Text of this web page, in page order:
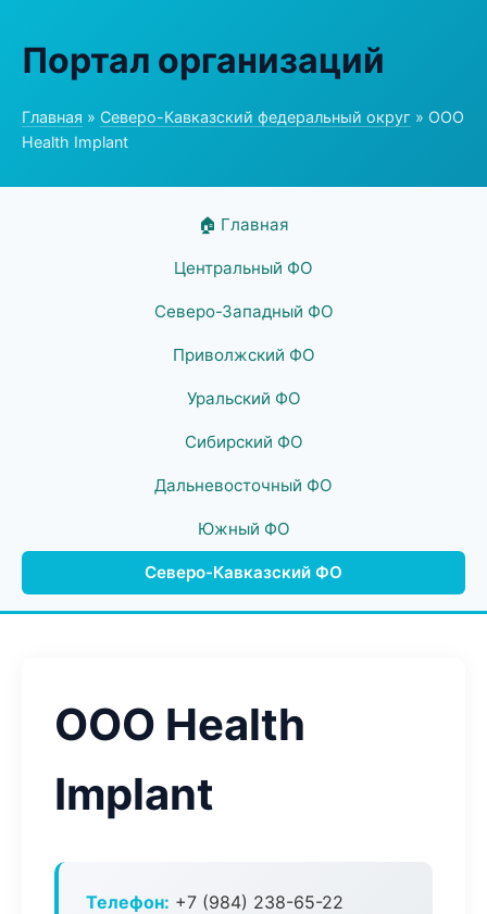
Портал организаций
Главная » Северо-Кавказский федеральный округ » ООО
Health Implant
🏠 Главная
Центральный ФО
Северо-Западный ФО
Приволжский ФО
Уральский ФО
Сибирский ФО
Дальневосточный ФО
Южный ФО
Северо-Кавказский ФО
ООО Health
Implant
Телефон: +7 (984) 238-65-22